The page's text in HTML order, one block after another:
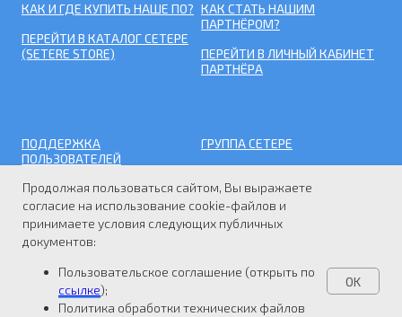
КАК И ГДЕ КУПИТЬ НАШЕ ПО?
ПЕРЕЙТИ В КАТАЛОГ СЕТЕРЕ
(SETERE STORE)
КАК СТАТЬ НАШИМ
ПАРТНЁРОМ?
ПЕРЕЙТИ В ЛИЧНЫЙ КАБИНЕТ
ПАРТНЁРА
ПОДДЕРЖКА
ПОЛЬЗОВАТЕЛЕЙ
ПЕРЕЙТИ НА ПОРТАЛ
ТЕХ.ПОДДЕРЖКИ
ГРУППА СЕТЕРЕ
ООО "СЕТЕРЕ ГРУПП"
ООО "СЕТЕРЕ СОФТ"
Продолжая пользоваться сайтом, Вы выражаете
согласие на использование cookie-файлов и
принимаете условия следующих публичных
документов:
Пользовательское соглашение (открыть по
ссылке);
Политика обработки технических файлов
OK